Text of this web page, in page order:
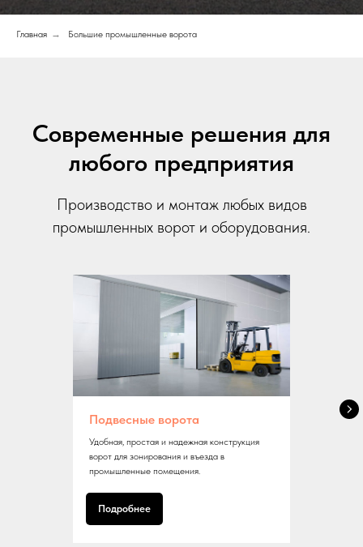
Главная → Большие промышленные ворота
Современные решения для
любого предприятия
Производство и монтаж любых видов
промышленных ворот и оборудования.
Подвесные ворота
Удобная, простая и надежная конструкция
ворот для зонирования и въезда в
промышленные помещения.
Подробнее